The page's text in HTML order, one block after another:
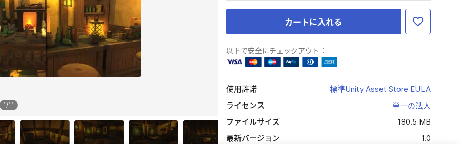
1/11
カートに入れる
以下で安全にチェックアウト：
使用許諾
標準Unity Asset Store EULA
ライセンス
単一の法人
ファイルサイズ
180.5 MB
最新バージョン
1.0